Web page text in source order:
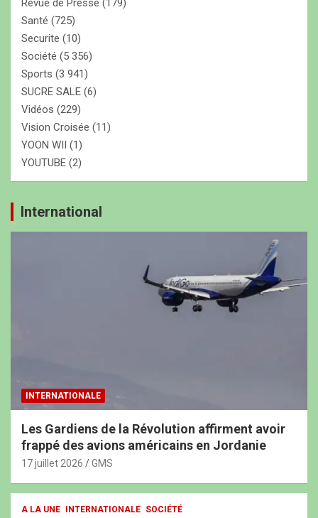
Revue de Presse (179)
Santé (725)
Securite (10)
Société (5 356)
Sports (3 941)
SUCRE SALE (6)
Vidéos (229)
Vision Croisée (11)
YOON WII (1)
YOUTUBE (2)
International
INTERNATIONALE
Les Gardiens de la Révolution affirment avoir
frappé des avions américains en Jordanie
17 juillet 2026 GMS
A LA UNE INTERNATIONALE SOCIÉTÉ